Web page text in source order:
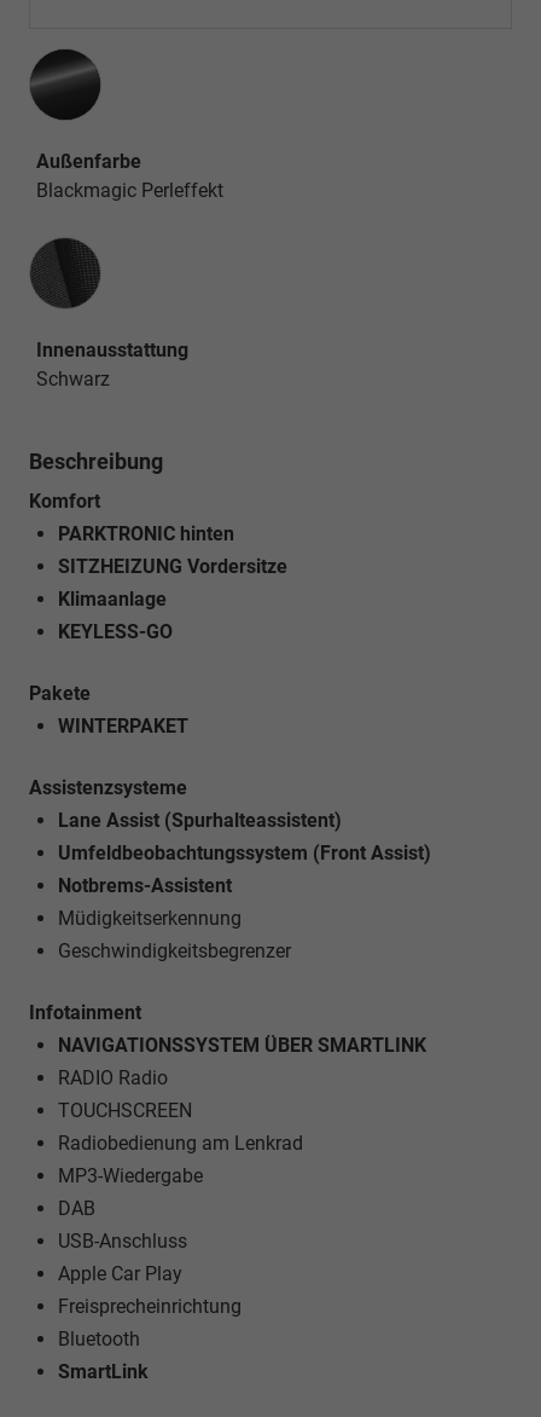
Außenfarbe
Blackmagic Perleffekt
Innenausstattung
Innenausstattung
Schwarz
Beschreibung
Komfort
PARKTRONIC hinten
SITZHEIZUNG Vordersitze
Klimaanlage
KEYLESS-GO
Pakete
WINTERPAKET
Assistenzsysteme
Lane Assist (Spurhalteassistent)
Umfeldbeobachtungssystem (Front Assist)
Notbrems-Assistent
Müdigkeitserkennung
Geschwindigkeitsbegrenzer
Infotainment
NAVIGATIONSSYSTEM ÜBER SMARTLINK
RADIO Radio
TOUCHSCREEN
Radiobedienung am Lenkrad
MP3-Wiedergabe
DAB
USB-Anschluss
Apple Car Play
Freisprecheinrichtung
Bluetooth
SmartLink